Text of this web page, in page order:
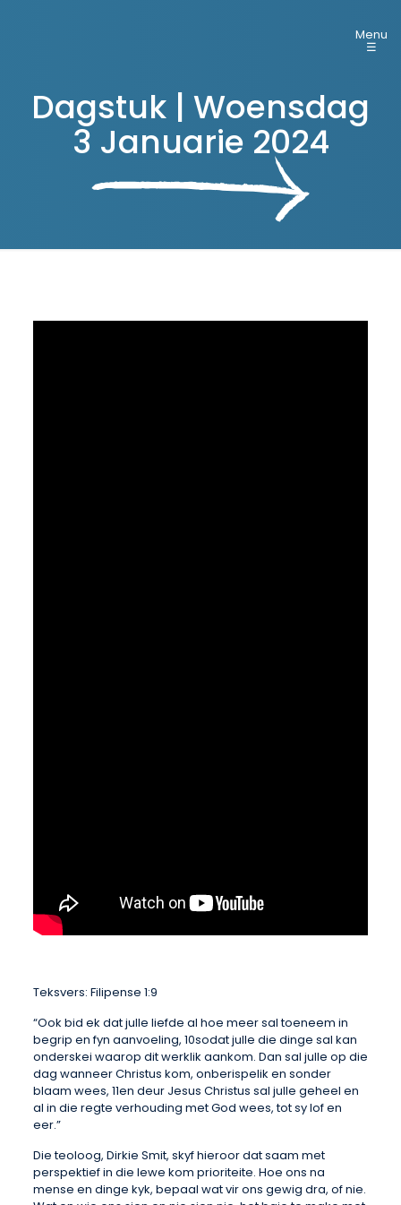
Menu
☰
Dagstuk | Woensdag
3 Januarie 2024
Teksvers: Filipense 1:9
“Ook bid ek dat julle liefde al hoe meer sal toeneem in
begrip en fyn aanvoeling, 10sodat julle die dinge sal kan
onderskei waarop dit werklik aankom. Dan sal julle op die
dag wanneer Christus kom, onberispelik en sonder
blaam wees, 11en deur Jesus Christus sal julle geheel en
al in die regte verhouding met God wees, tot sy lof en
eer.”
Die teoloog, Dirkie Smit, skyf hieroor dat saam met
perspektief in die lewe kom prioriteite. Hoe ons na
mense en dinge kyk, bepaal wat vir ons gewig dra, of nie.